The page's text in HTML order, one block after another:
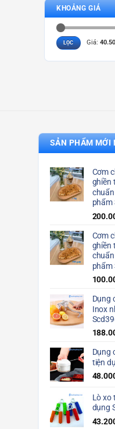
KHOẢNG GIÁ
Giá
tối
thiểu
Giá
tối
đa
LỌC Giá:
SẢN PHẨM MỚI
Cơm
ghiền
phẩm
Cơm
ghiền
phẩm
Dụng
Inox
Dụng
tiện
Lò xo
dụng